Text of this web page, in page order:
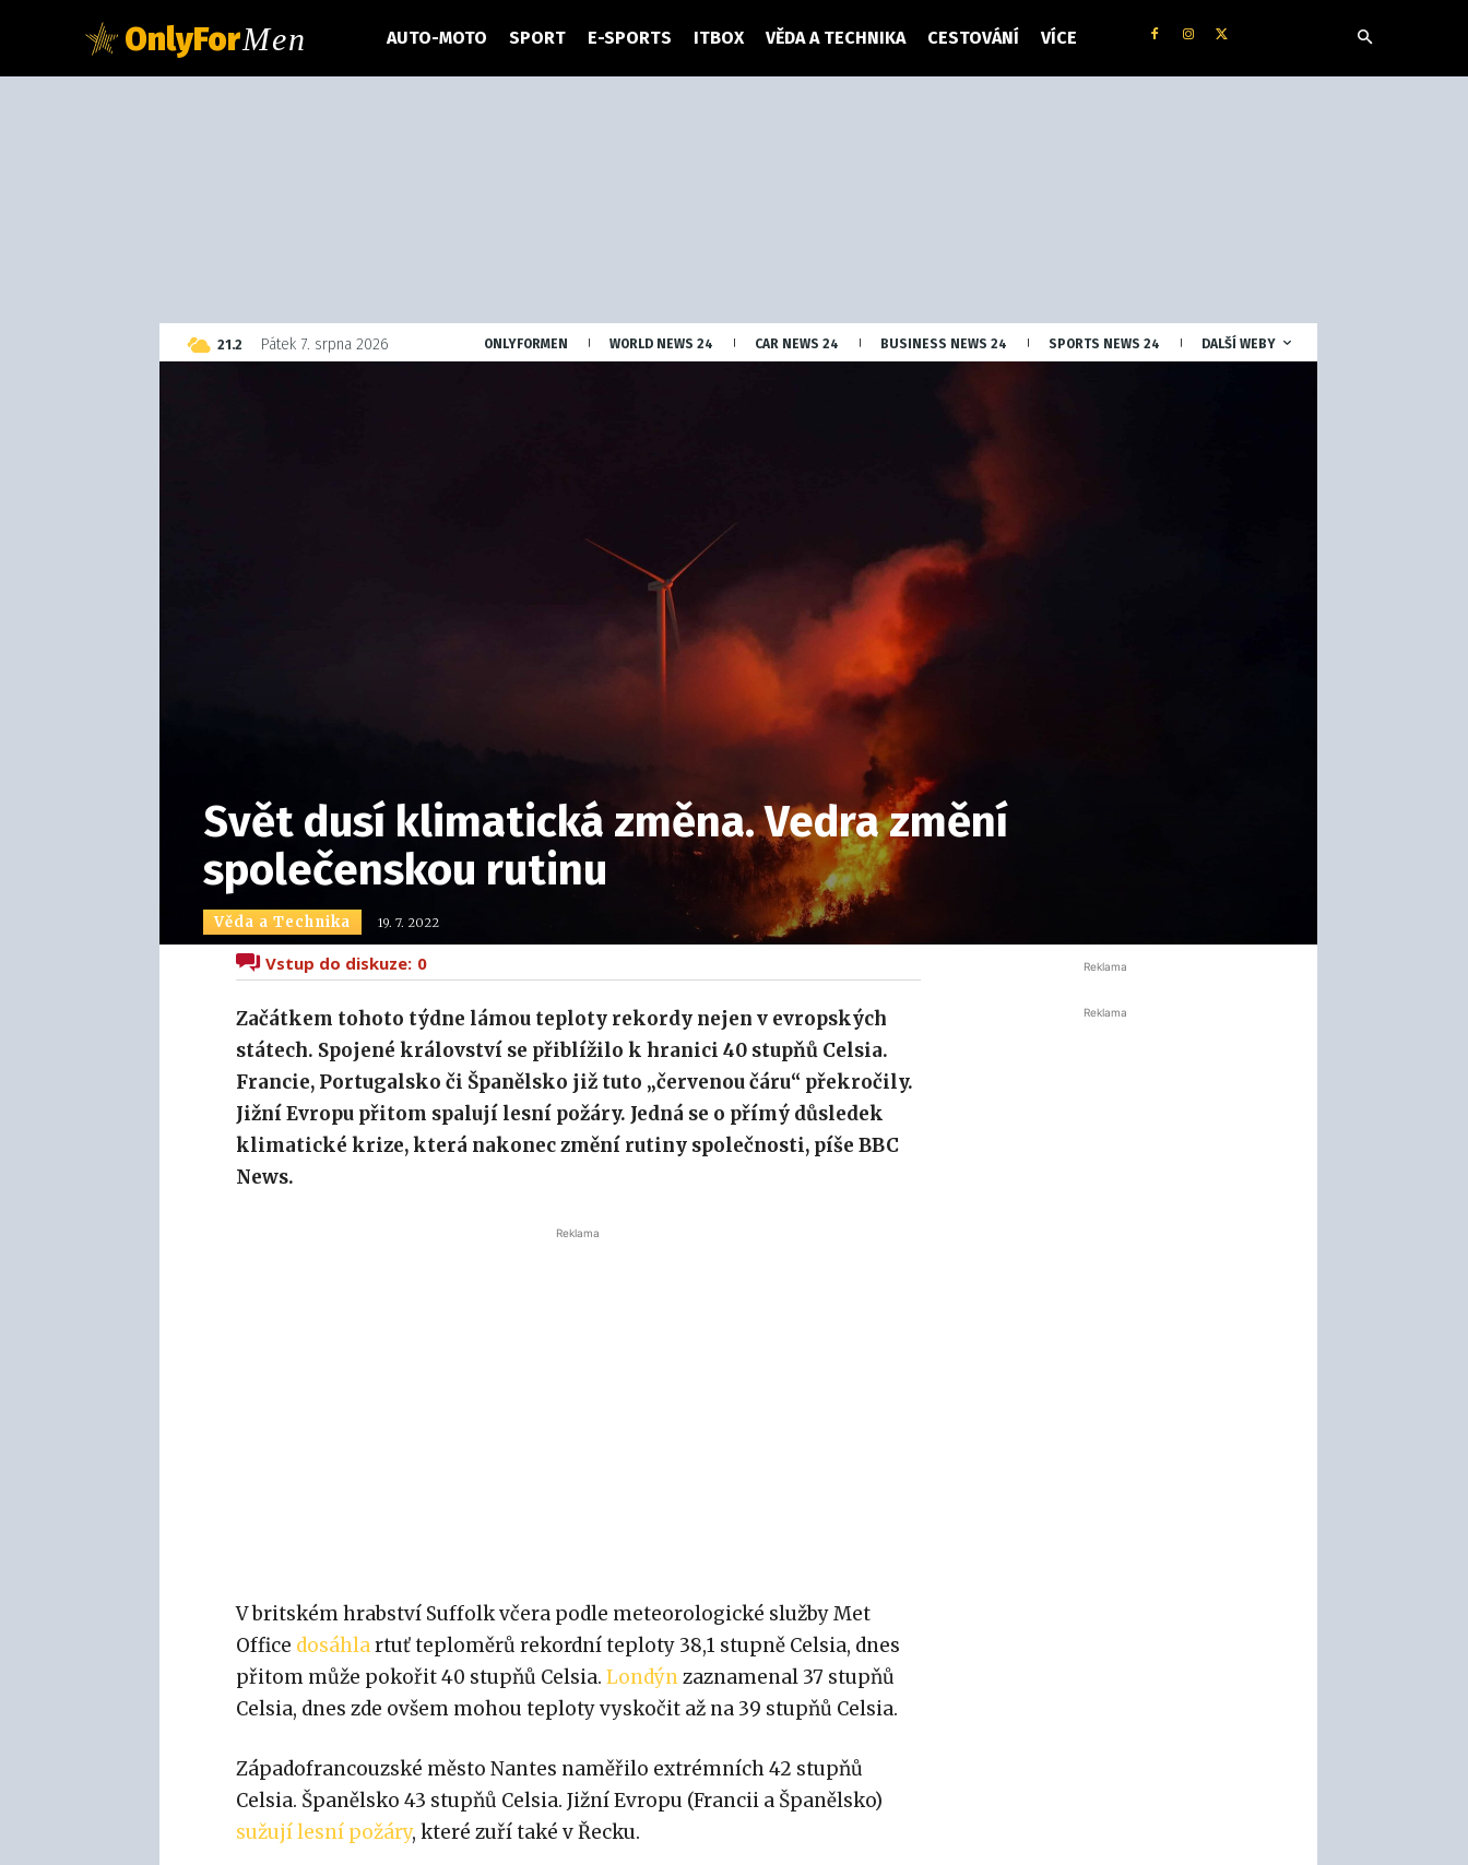
OnlyForMen AUTO-MOTO SPORT E-SPORTS ITBOX VĚDA A TECHNIKA CESTOVÁNÍ VÍCE
21.2 Czech
Pátek 7. srpna 2026 ONLYFORMEN WORLD NEWS 24 CAR NEWS 24 BUSINESS NEWS 24 SPORTS NEWS 24 DALŠÍ WEBY
Svět dusí klimatická změna. Vedra změní
společenskou rutinu
Věda a Technika 19. 7. 2022
Vstup do diskuze: 0
Začátkem tohoto týdne lámou teploty rekordy nejen v evropských
státech. Spojené království se přiblížilo k hranici 40 stupňů Celsia.
Francie, Portugalsko či Španělsko již tuto „červenou čáru“ překročily.
Jižní Evropu přitom spalují lesní požáry. Jedná se o přímý důsledek
klimatické krize, která nakonec změní rutiny společnosti, píše BBC
News.
Reklama
V britském hrabství Suffolk včera podle meteorologické služby Met
Office dosáhlartuť teploměrů rekordní teploty 38,1 stupně Celsia, dnes
přitom může pokořit 40 stupňů Celsia. Londýnzaznamenal 37 stupňů
Celsia, dnes zde ovšem mohou teploty vyskočit až na 39 stupňů Celsia.
Západofrancouzské město Nantes naměřilo extrémních 42 stupňů
Celsia. Španělsko 43 stupňů Celsia. Jižní Evropu (Francii a Španělsko)
sužujílesní požáry, které zuří také v Řecku.
Reklama
Reklama